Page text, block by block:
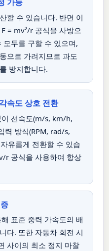
할 수 있습니다. 반면 이
= mv²/r 공식을 사방으
모두를 구할 수 있으며,
으로 가려지므로 과도
방지합니다.
속도 상호 전환
선속도(m/s, km/h,
력 방식(RPM, rad/s,
유롭게 전환할 수 있습
r 공식을 사용하여 항상
표준 중력 가속도의 배
다. 또한 자동차 회전 시
사이의 최소 정지 마찰